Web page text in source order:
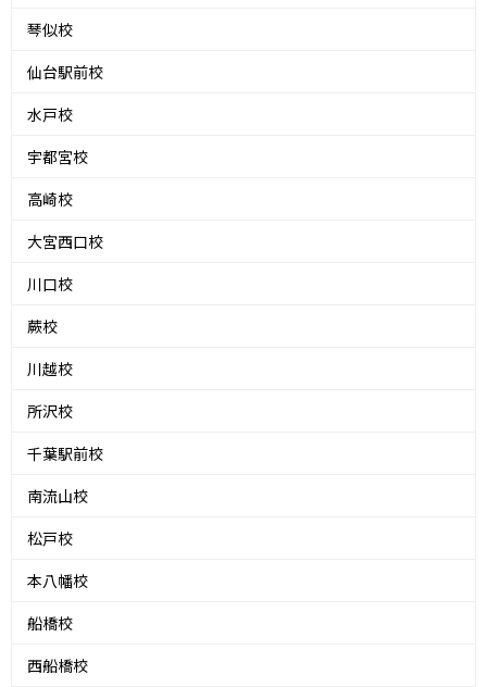
琴似校
仙台駅前校
水戸校
宇都宮校
高崎校
大宮西口校
川口校
蕨校
川越校
所沢校
千葉駅前校
南流山校
松戸校
本八幡校
船橋校
西船橋校